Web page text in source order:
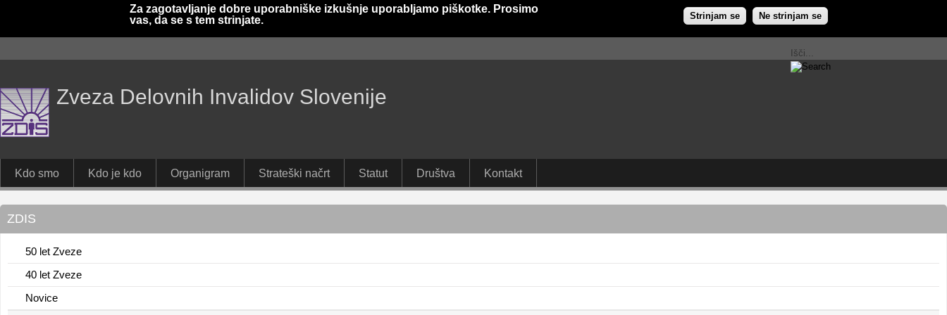
Za zagotavljanje dobre uporabniške izkušnje uporabljamo piškotke. Prosimo
vas, da se s tem strinjate.
Strinjam se Ne strinjam se
Zveza Delovnih Invalidov Slovenije
Kdo smo Kdo je kdo Organigram Strateški načrt Statut Društva Kontakt
ZDIS
50 let Zveze
40 let Zveze
Novice